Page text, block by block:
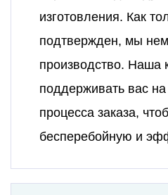
изготовления. Как
подтвержден, мы
производство. Наша
поддерживать вас
процесса заказа,
бесперебойную и